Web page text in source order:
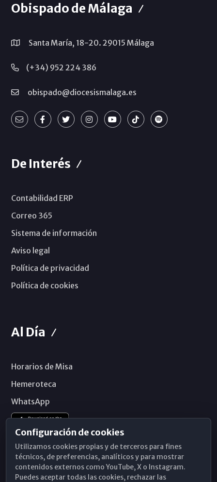
Obispado de Málaga
Santa María, 18-20. 29015 Málaga
(+34) 952 224 386
obispado@diocesismalaga.es
De Interés
Contabilidad ERP
Correo 365
Sistema de información
Aviso legal
Política de privacidad
Política de cookies
Al Día
Horarios de Misa
Hemeroteca
WhatsApp
Configuración de cookies
Utilizamos cookies propias y de terceros para fines
técnicos, de preferencias, analíticos y para mostrar
contenidos externos como YouTube, X o Instagram.
Puedes aceptar todas las cookies, rechazar las